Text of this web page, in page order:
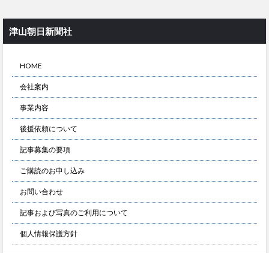
津山朝日新聞社
HOME
会社案内
事業内容
後援依頼について
記事募集の要項
ご購読のお申し込み
お問い合わせ
記事および写真のご利用について
個人情報保護方針